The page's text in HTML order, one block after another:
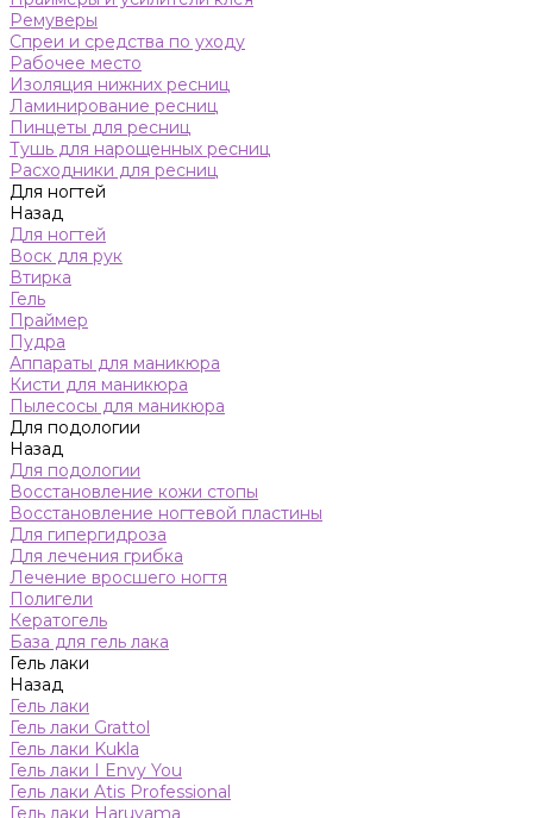
Ремуверы
Спреи и средства по уходу
Рабочее место
Изоляция нижних ресниц
Ламинирование ресниц
Пинцеты для ресниц
Тушь для нарощенных ресниц
Расходники для ресниц
Для ногтей
Назад
Для ногтей
Воск для рук
Втирка
Гель
Праймер
Пудра
Аппараты для маникюра
Кисти для маникюра
Пылесосы для маникюра
Для подологии
Назад
Для подологии
Восстановление кожи стопы
Восстановление ногтевой пластины
Для гипергидроза
Для лечения грибка
Лечение вросшего ногтя
Полигели
Кератогель
База для гель лака
Гель лаки
Назад
Гель лаки
Гель лаки Grattol
Гель лаки Kukla
Гель лаки I Envy You
Гель лаки Atis Professional
Гель лаки Haruyama